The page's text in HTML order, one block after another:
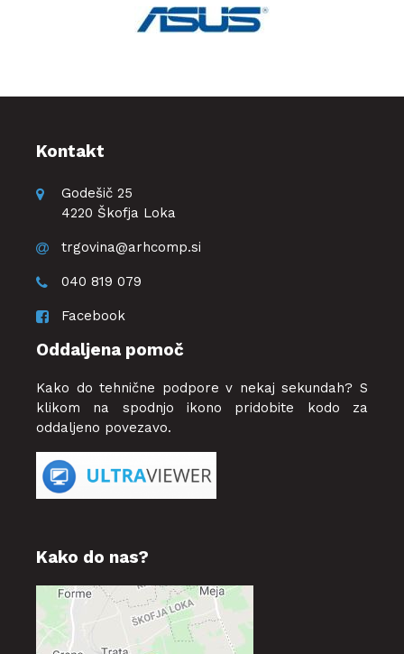
Kontakt
Godešič 25
4220 Škofja Loka
trgovina@arhcomp.si
040 819 079
Facebook
Oddaljena pomoč
Kako do tehnične podpore v nekaj sekundah? S
klikom na spodnjo ikono pridobite kodo za
oddaljeno povezavo.
Kako do nas?